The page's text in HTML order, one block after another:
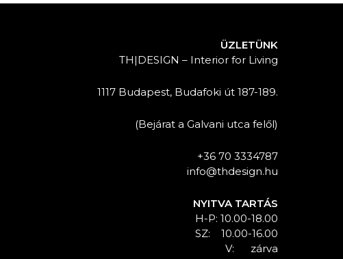
ÜZLETÜNK
TH|DESIGN – Interior for Living
1117 Budapest, Budafoki út 187-189.
(Bejárat a Galvani utca felől)
+36 70 3334787
info@thdesign.hu
NYITVA TARTÁS
H-P: 10.00-18.00
SZ: 10.00-16.00
V: zárva